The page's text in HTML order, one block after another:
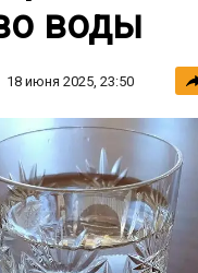
воды
18 июня 2025, 23:50